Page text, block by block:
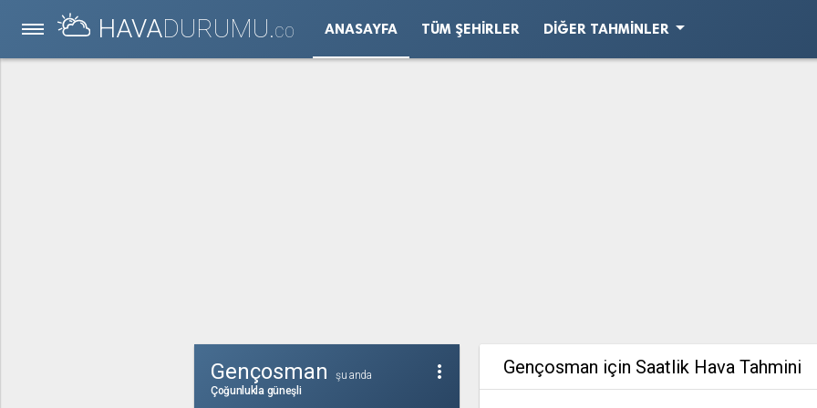
HAVADURUMU.CO ANASAYFA TÜM ŞEHIRLER DIĞER TAHMINLERarrow_drop_down
more_vert
Gençosman
şu anda
Çoğunlukla güneşli
Gençosman için Saatlik Hava Tahmini